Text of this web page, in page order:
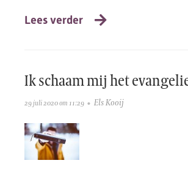
Lees verder
Ik schaam mij het
29 juli 2020 om 11:29 Els Kooij